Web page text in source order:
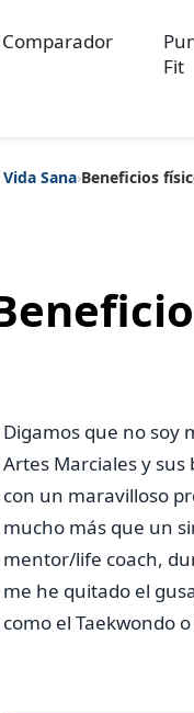
Comparador
Fit
Sana›Beneficios
Digamos que no soy
Artes Marciales y
con un maravilloso
mucho más que un
mentor/life coach,
me he quitado el
como el Taekwondo